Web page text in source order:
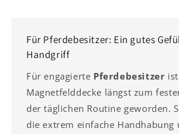
Für Pferdebesitzer: Ein gutes
Handgriff
Für engagierte Pferdebesitzer
Magnetfelddecke längst zum
der täglichen Routine geworden.
die extrem einfache Handhabung